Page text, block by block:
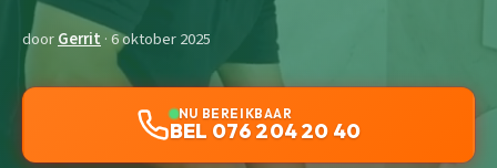
doorGerrit · 6 oktober 2025
NU BEREIKBAAR
BEL 076 204 20 40